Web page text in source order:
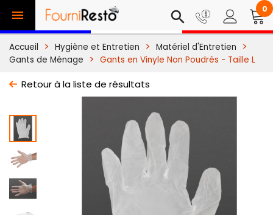
 search 0
Accueil Hygiène et Entretien
Matériel d'Entretien
Gants de Ménage
Gants en Vinyle Non Poudrés - Taille L
Retour à la liste de résultats